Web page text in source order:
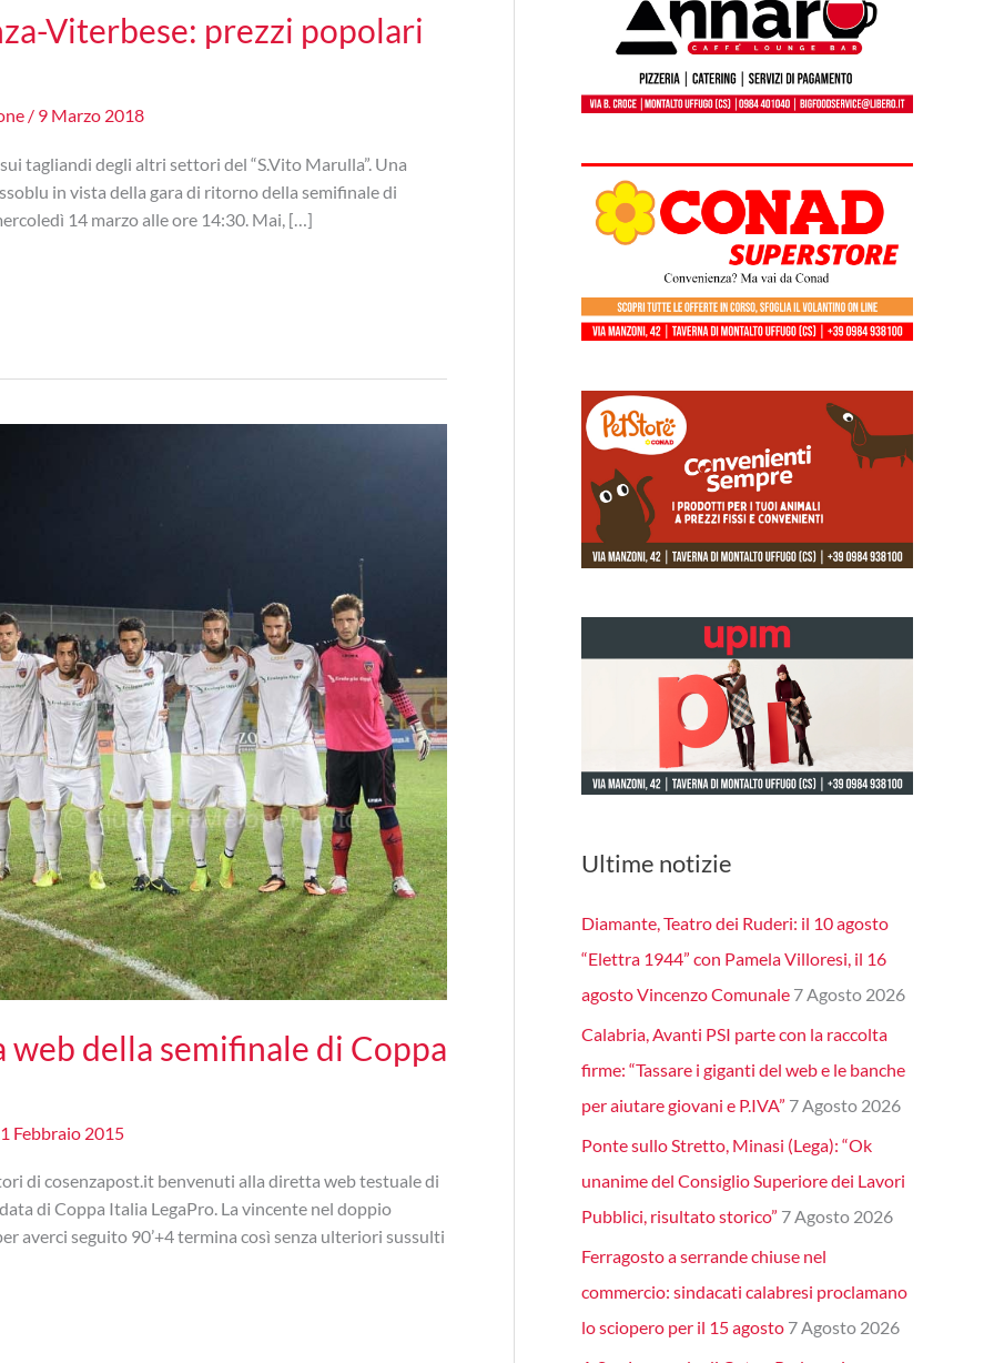
Viterbese: prezzi popolari
/ 9 Marzo 2018
tagliandi degli altri settori del “S.Vito Marulla”. Una
in vista della gara di ritorno della semifinale di
14 marzo alle ore 14:30. Mai, […]
della semifinale di Coppa
Febbraio 2015
di cosenzapost.it benvenuti alla diretta web testuale di
di Coppa Italia LegaPro. La vincente nel doppio
averci seguito 90’+4 termina così senza ulteriori sussulti
Ultime notizie
Diamante, Teatro dei Ruderi: il 10 agosto
“Elettra 1944” con Pamela Villoresi, il 16
agosto Vincenzo Comunale 7 Agosto 2026
Calabria, Avanti PSI parte con la raccolta
firme: “Tassare i giganti del web e le banche
per aiutare giovani e P.IVA” 7 Agosto 2026
Ponte sullo Stretto, Minasi (Lega): “Ok
unanime del Consiglio Superiore dei Lavori
Pubblici, risultato storico” 7 Agosto 2026
Ferragosto a serrande chiuse nel
commercio: sindacati calabresi proclamano
lo sciopero per il 15 agosto 7 Agosto 2026